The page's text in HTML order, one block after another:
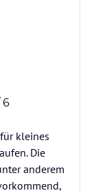
6
kleines
Die
anderem